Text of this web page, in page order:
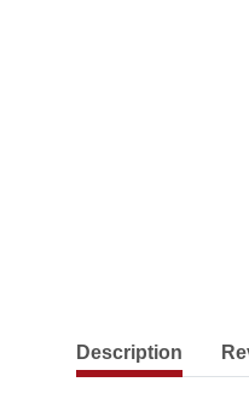
show more tabs
Description